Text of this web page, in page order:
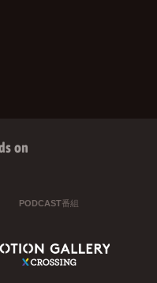
on
PODCAST番組